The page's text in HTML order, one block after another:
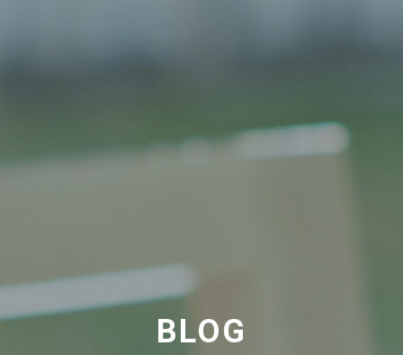
BLOG